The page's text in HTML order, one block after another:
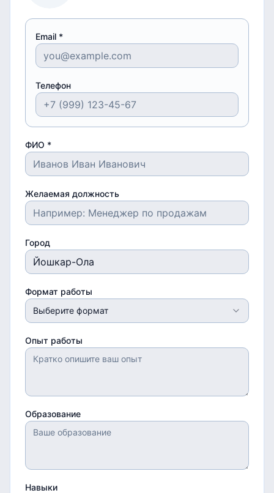
Email *
Телефон
ФИО *
Желаемая должность
Город
Формат работы
Выберите формат
Опыт работы
Образование
Навыки